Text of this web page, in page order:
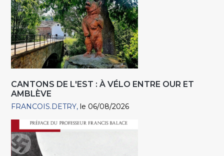
CANTONS DE L'EST : À VÉLO ENTRE OUR ET
AMBLÈVE
FRANCOIS.DETRY le 06/08/2026